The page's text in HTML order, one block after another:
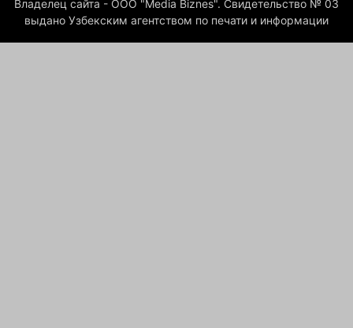
Владелец сайта - ООО "Media Biznes". Свидетельство № 03
выдано Узбекским агентством по печати и информации